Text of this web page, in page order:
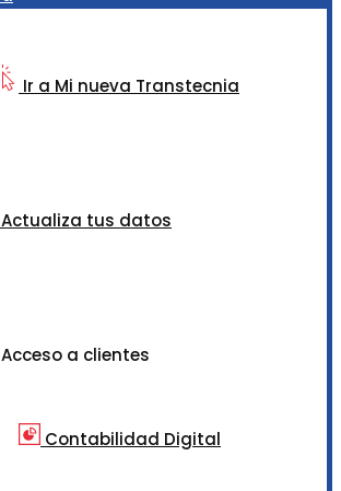
Ir a Mi nueva Transtecnia
Actualiza tus datos
Acceso a clientes
Contabilidad Digital